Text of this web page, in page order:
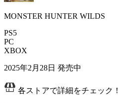
MONSTER HUNTER WILDS
PS5
PC
XBOX
2025年2月28日 発売中
各ストアで詳細をチェック！